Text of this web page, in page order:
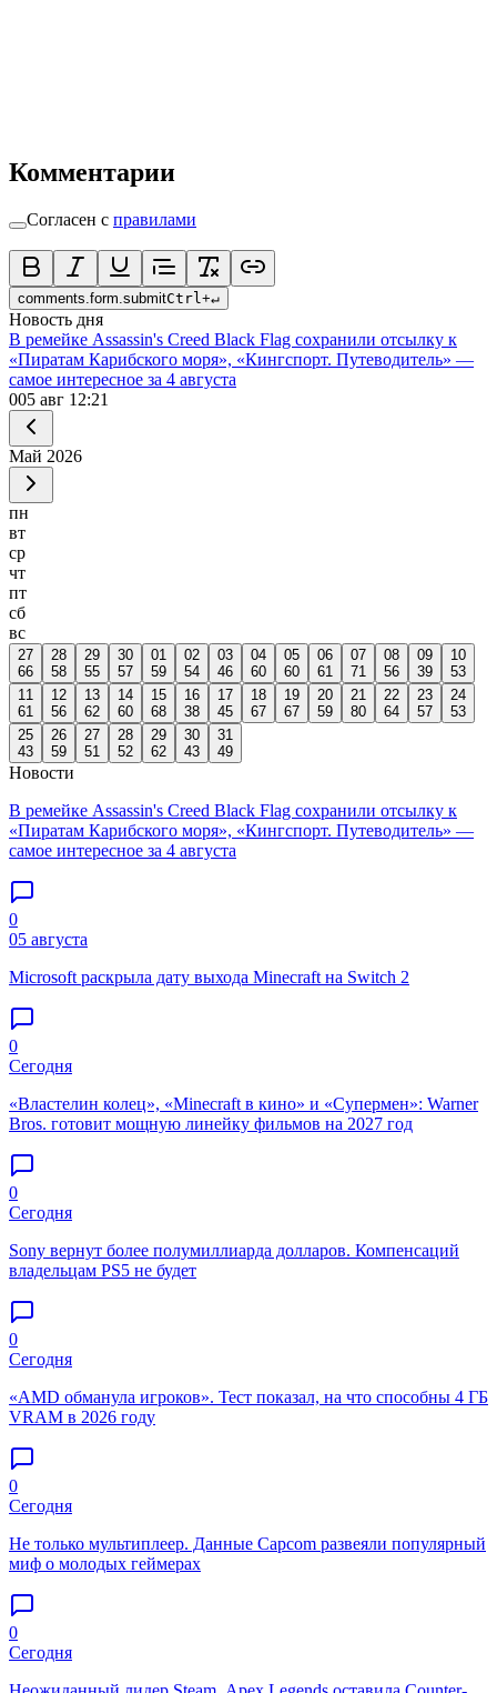
Комментарии
Согласен с правилами
comments.form.submitCtrl +↵
Новость дня
В ремейке Assassin's Creed Black Flag сохранили отсылку к
«Пиратам Карибского моря», «Кингспорт. Путеводитель» —
самое интересное за 4 августа
005 авг 12:21
Май 2026
пн
вт
ср
чт
пт
сб
вс
27
66
28
58
29
55
30
57
01
59
02
54
03
46
04
60
05
60
06
61
07
71
08
56
09
39
10
53
11
61
12
56
13
62
14
60
15
68
16
38
17
45
18
67
19
67
20
59
21
80
22
64
23
57
24
53
25
43
26
59
27
51
28
52
29
62
30
43
31
49
Новости
В ремейке Assassin's Creed Black Flag сохранили отсылку к
«Пиратам Карибского моря», «Кингспорт. Путеводитель» —
самое интересное за 4 августа
0
05 августа
Microsoft раскрыла дату выхода Minecraft на Switch 2
0
Сегодня
«Властелин колец», «Minecraft в кино» и «Супермен»: Warner
Bros. готовит мощную линейку фильмов на 2027 год
0
Сегодня
Sony вернут более полумиллиарда долларов. Компенсаций
владельцам PS5 не будет
0
Сегодня
«AMD обманула игроков». Тест показал, на что способны 4 ГБ
VRAM в 2026 году
0
Сегодня
Не только мультиплеер. Данные Capcom развеяли популярный
миф о молодых геймерах
0
Сегодня